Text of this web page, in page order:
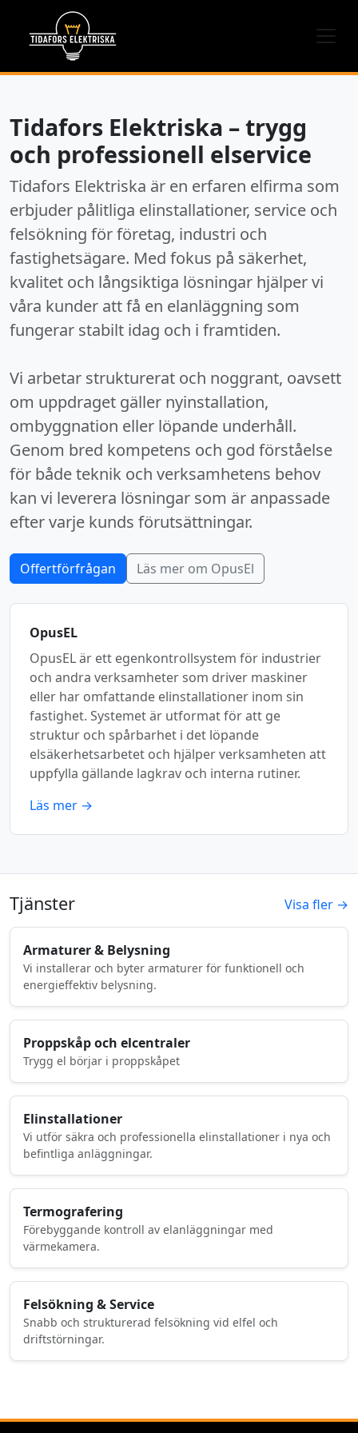
Tidafors Elektriska – trygg
och professionell elservice
Tidafors Elektriska är en erfaren elfirma som
erbjuder pålitliga elinstallationer, service och
felsökning för företag, industri och
fastighetsägare. Med fokus på säkerhet,
kvalitet och långsiktiga lösningar hjälper vi
våra kunder att få en elanläggning som
fungerar stabilt idag och i framtiden.
Vi arbetar strukturerat och noggrant, oavsett
om uppdraget gäller nyinstallation,
ombyggnation eller löpande underhåll.
Genom bred kompetens och god förståelse
för både teknik och verksamhetens behov
kan vi leverera lösningar som är anpassade
efter varje kunds förutsättningar.
Offertförfrågan Läs mer om OpusEl
OpusEL
OpusEL är ett egenkontrollsystem för industrier
och andra verksamheter som driver maskiner
eller har omfattande elinstallationer inom sin
fastighet. Systemet är utformat för att ge
struktur och spårbarhet i det löpande
elsäkerhetsarbetet och hjälper verksamheten att
uppfylla gällande lagkrav och interna rutiner.
Läs mer →
Tjänster Visa fler →
Armaturer & Belysning
Vi installerar och byter armaturer för funktionell och
energieffektiv belysning.
Proppskåp och elcentraler
Trygg el börjar i proppskåpet
Elinstallationer
Vi utför säkra och professionella elinstallationer i nya och
befintliga anläggningar.
Termografering
Förebyggande kontroll av elanläggningar med
värmekamera.
Felsökning & Service
Snabb och strukturerad felsökning vid elfel och
driftstörningar.